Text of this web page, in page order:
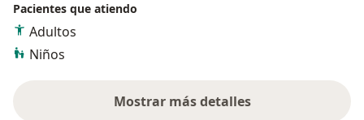
Pacientes que atiendo
Adultos
Niños
Mostrar más detalles
sobre la experiencia